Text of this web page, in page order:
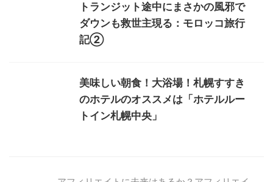
トランジット途中にまさかの風邪で
ダウンも救世主現る：モロッコ旅行
記②
美味しい朝食！大浴場！札幌すすき
のホテルのオススメは「ホテルルー
トイン札幌中央」